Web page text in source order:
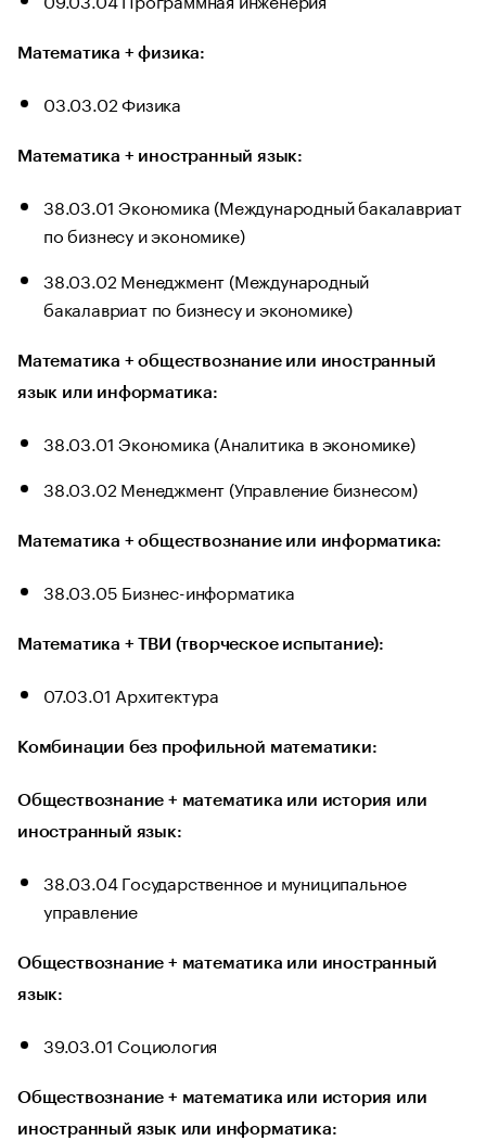
Математика + физика:
03.03.02 Физика
Математика + иностранный язык:
38.03.01 Экономика (Международный бакалавриат
по бизнесу и экономике)
38.03.02 Менеджмент (Международный
бакалавриат по бизнесу и экономике)
Математика + обществознание или иностранный
язык или информатика:
38.03.01 Экономика (Аналитика в экономике)
38.03.02 Менеджмент (Управление бизнесом)
Математика + обществознание или информатика:
38.03.05 Бизнес-информатика
Математика + ТВИ (творческое испытание):
07.03.01 Архитектура
Комбинации без профильной математики:
Обществознание + математика или история или
иностранный язык:
38.03.04 Государственное и муниципальное
управление
Обществознание + математика или иностранный
язык:
39.03.01 Социология
Обществознание + математика или история или
иностранный язык или информатика: